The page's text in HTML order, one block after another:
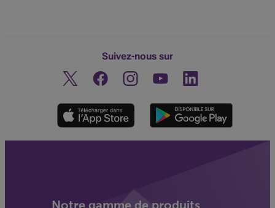
Suivez-nous sur
Twitter FacebookInstagramDécouvrez notre chaine
Linkedin